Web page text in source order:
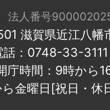
法人番号
滋賀県近江八幡
話：0748-33-
庁時間：9時から
金曜日[祝日・